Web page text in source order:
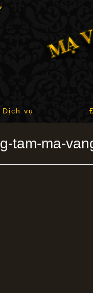
Dịch vụ
tam-ma-